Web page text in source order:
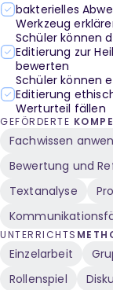
bakterielles
Werkzeug
Schüler können
Editierung zur
bewerten
Schüler können
Editierung
Werturteil fällen
GEFÖRDERTE
Fachwissen
Bewertung und
Textanalyse
UNTERRICHTS
Einzelarbeit
Rollenspiel